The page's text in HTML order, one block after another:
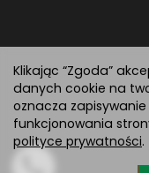
Klikając “Zgoda”
danych cookie na
oznacza
funkcjonowania
polityce prywatności.